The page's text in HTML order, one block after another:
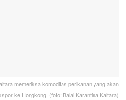
memeriksa komoditas perikanan yang akan
ke Hongkong. (foto: Balai Karantina Kaltara)